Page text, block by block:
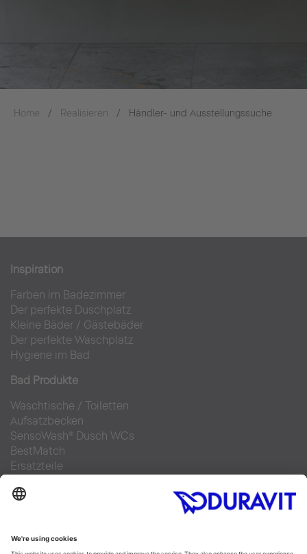
Home Realisieren Händler- und Ausstellungssuche
Inspiration
Farben im Badezimmer
Der perfekte Duschplatz
Kleine Bäder / Gästebäder
Der perfekte Waschplatz
Hygiene im Bad
Bad Produkte
Waschtische / Toiletten
Aufsatzbecken
SensoWash® Dusch WCs
BestMatch
Ersatzteile
Bad Planung
6 Schritte zu Ihrem Traumbad